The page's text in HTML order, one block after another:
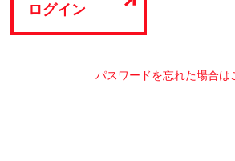
ログイン
パスワードを忘れた場合は